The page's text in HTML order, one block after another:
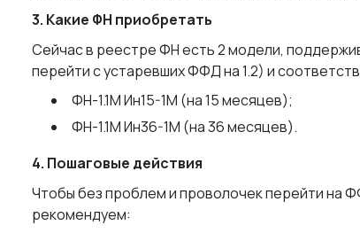
3. Какие ФН приобретать
Сейчас в реестре ФН есть 2 модели,
перейти с устаревших ФФД на 1.2) и
ФН-1.1М Ин15-1М (на 15 месяцев);
ФН-1.1М Ин36-1М (на 36 месяцев).
4. Пошаговые действия
Чтобы без проблем и проволочек перейти на
рекомендуем: